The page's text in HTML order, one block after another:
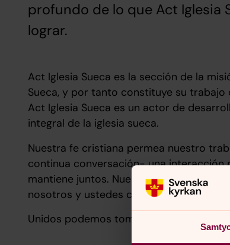
profundo de lo que Act Iglesia
lograr.
Act Iglesia Sueca es la sección de la
Sueca, y por tanto constituye su
Act Iglesia Sueca es un actor de
integral de la iglesia sueca.
Nuestra fe cristiana permea nuestro
continua conversación- una interacción
mantiene juntos. Nuestro trabajo, como
nosotros y ustedes como nuestras
Unidos podemos tomar Acción con el